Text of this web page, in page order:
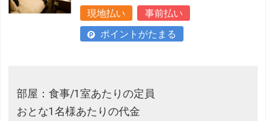
現地払い
事前払い
ポイントがたまる
部屋：食事/1室あたりの定員
おとな1名様あたりの代金